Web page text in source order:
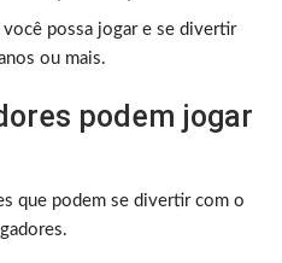
você possa jogar e se divertir
ou mais.
podem jogar
que podem se divertir com o